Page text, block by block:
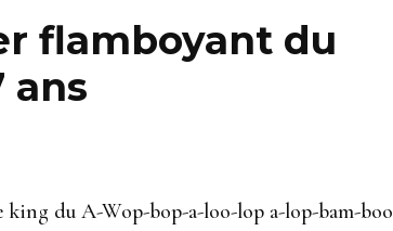
flamboyant du
ans
king du A-Wop-bop-a-loo-lop a-lop-bam-boo